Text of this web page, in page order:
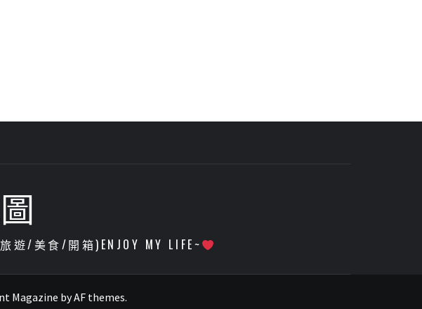
/美食/開箱)ENJOY MY LIFE~
Magazine byAF themes.